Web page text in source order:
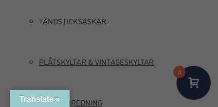
TÄNDSTICKSASKAR
PLÅTSKYLTAR & VINTAGESKYLTAR
MARIN INREDNING
0
Translate »